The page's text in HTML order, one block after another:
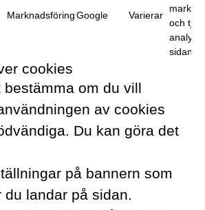
MarknadsföringGoogle Varierar
och
analys
sidan.
cookies
bestämma om du vill
av cookies
Du kan göra det
på bannern som
du landar på sidan.